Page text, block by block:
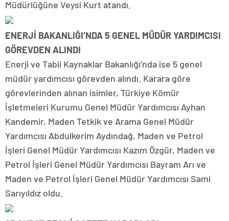
Müdürlüğüne Veysi Kurt atandı.
ENERJİ BAKANLIĞI’NDA 5 GENEL MÜDÜR YARDIMCISI
GÖREVDEN ALINDI
Enerji ve Tabii Kaynaklar Bakanlığı’nda ise 5 genel
müdür yardımcısı görevden alındı. Karara göre
görevlerinden alınan isimler, Türkiye Kömür
İşletmeleri Kurumu Genel Müdür Yardımcısı Ayhan
Kandemir, Maden Tetkik ve Arama Genel Müdür
Yardımcısı Abdulkerim Aydındağ, Maden ve Petrol
İşleri Genel Müdür Yardımcısı Kazım Özgür, Maden ve
Petrol İşleri Genel Müdür Yardımcısı Bayram Arı ve
Maden ve Petrol İşleri Genel Müdür Yardımcısı Sami
Sarıyıldız oldu.